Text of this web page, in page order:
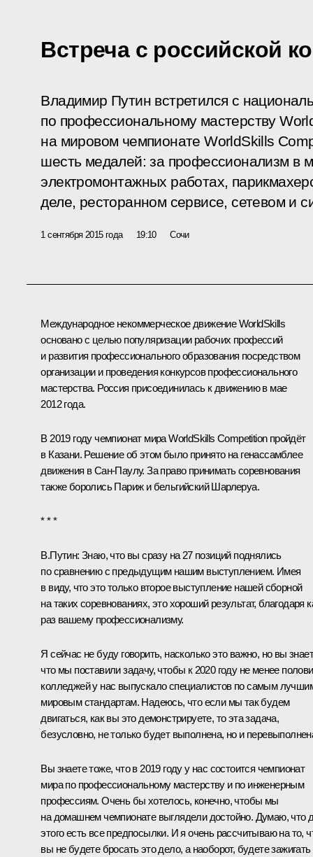
Встреча с российской
Владимир Путин встретился с
по профессиональному мастерству
на мировом чемпионате WorldSkills
шесть медалей: за профессионализм в
электромонтажных работах,
деле, ресторанном сервисе, сетевом и
1 сентября 2015 года 19:10 Сочи
Международное некоммерческое движение WorldSkills
основано с целью популяризации рабочих профессий
и развития профессионального образования посредством
организации и проведения конкурсов профессионального
мастерства. Россия присоединилась к движению в мае
2012 года.
В 2019 году чемпионат мира WorldSkills Competition пройдёт
в Казани. Решение об этом было принято на генассамблее
движения в Сан-Паулу. За право принимать соревнования
также боролись Париж и бельгийский Шарлеруа.
* * *
В.Путин: Знаю, что вы сразу на 27 позиций поднялись
по сравнению с предыдущим нашим выступлением. Имея
в виду, что это только второе выступление нашей сборной
на таких соревнованиях, это хороший результат, благодаря
раз вашему профессионализму.
Я сейчас не буду говорить, насколько это важно, но вы
что мы поставили задачу, чтобы к 2020 году не менее
колледжей у нас выпускало специалистов по самым
мировым стандартам. Надеюсь, что если мы так будем
двигаться, как вы это демонстрируете, то эта задача,
безусловно, не только будет выполнена, но и
Вы знаете тоже, что в 2019 году у нас состоится чемпионат
мира по профессиональному мастерству и по инженерным
профессиям. Очень бы хотелось, конечно, чтобы мы
на домашнем чемпионате выглядели достойно. Думаю, что
этого есть все предпосылки. И я очень рассчитываю на то,
вы не будете бросать это дело, а наоборот, будете зажигать